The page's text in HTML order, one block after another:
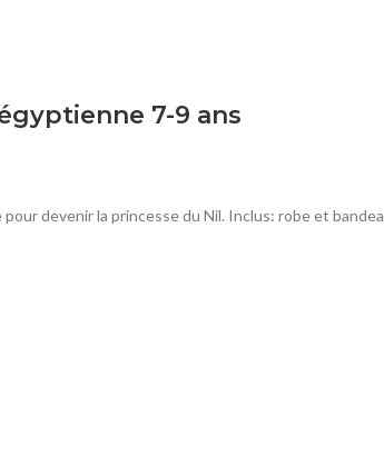
7-9 ans
devenir la princesse du Nil. Inclus: robe et